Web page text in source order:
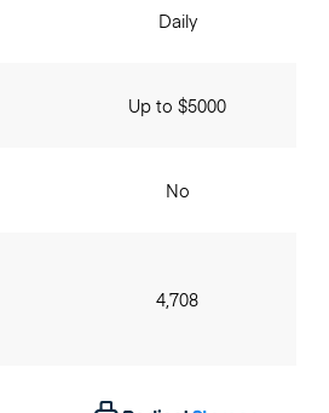
Daily
Up to $5000
No
4,708